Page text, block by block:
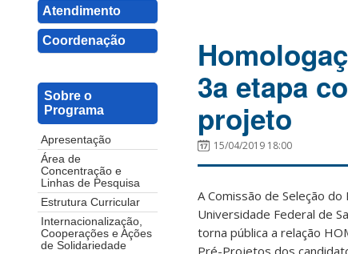
Atendimento
Coordenação
Sobre o
Programa
Apresentação
Área de
Concentração e
Linhas de Pesquisa
Estrutura Curricular
Internacionalização,
Cooperações e Ações
de Solidariedade
3a etapa
projeto
15/04/2019 18:00
A Comissão de Seleção
Universidade Federal de
torna pública a relação